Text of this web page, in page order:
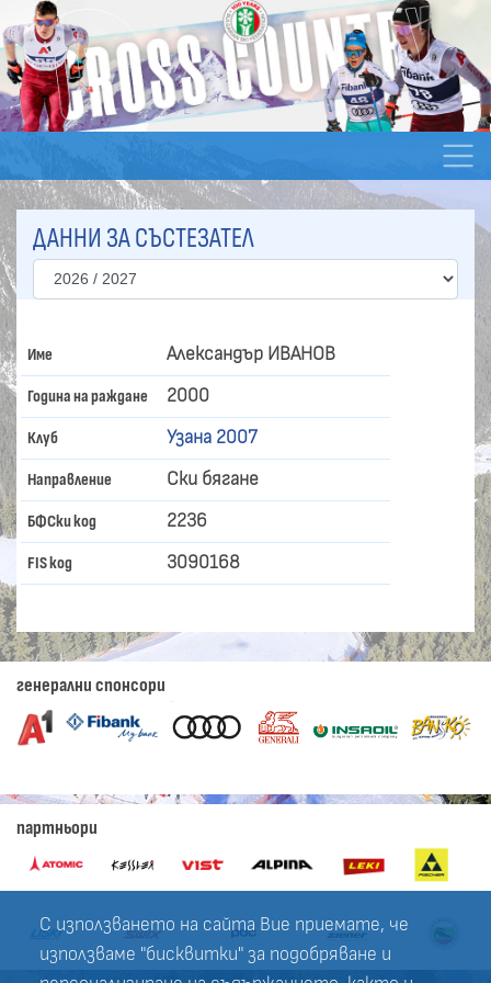
С използването на сайта Вие приемате, че
използваме "бисквитки" за подобряване и
ДАННИ ЗА СЪСТЕЗАТЕЛ
Име Александър ИВАНОВ
Година на раждане 2000
Клуб Узана 2007
Направление Ски бягане
БФСки код 2236
FIS код 3090168
генерални спонсори
партньори